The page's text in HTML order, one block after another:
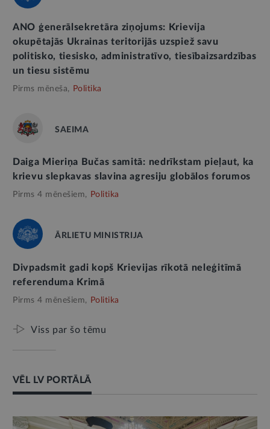
ANO ģenerālsekretāra ziņojums: Krievija
okupētajās Ukrainas teritorijās uzspiež savu
politisko, tiesisko, administratīvo, tiesībaizsardzības
un tiesu sistēmu
Pirms mēneša, Politika
SAEIMA
Daiga Mieriņa Bučas samitā: nedrīkstam pieļaut, ka
krievu slepkavas slavina agresiju globālos forumos
Pirms 4 mēnešiem, Politika
ĀRLIETU MINISTRIJA
Divpadsmit gadi kopš Krievijas rīkotā neleģitīmā
referenduma Krimā
Pirms 4 mēnešiem, Politika
Viss par šo tēmu
VĒL LV PORTĀLĀ